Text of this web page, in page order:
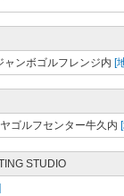
ンボゴルフレンジ内 [
ゴルフセンター牛久内
STUDIO